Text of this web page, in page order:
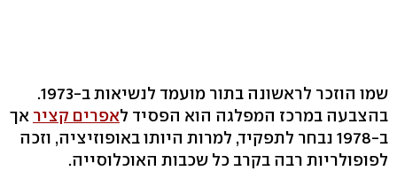
שמו הוזכר לראשונה בתור מועמד לנשיאות ב-1973.
בהצבעה במרכז המפלגה הוא הפסיד לאפרים קציר אך
ב-1978 נבחר לתפקיד, למרות היותו באופוזיציה, וזכה
לפופולריות רבה בקרב כל שכבות האוכלוסייה.